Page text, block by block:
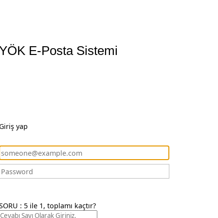
E-Posta Sistemi
Giriş yap
: 5 ile 1, toplamı kaçtır?